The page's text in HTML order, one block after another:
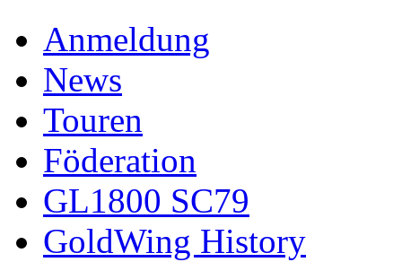
Anmeldung
News
Touren
Föderation
GL1800 SC79
GoldWing History